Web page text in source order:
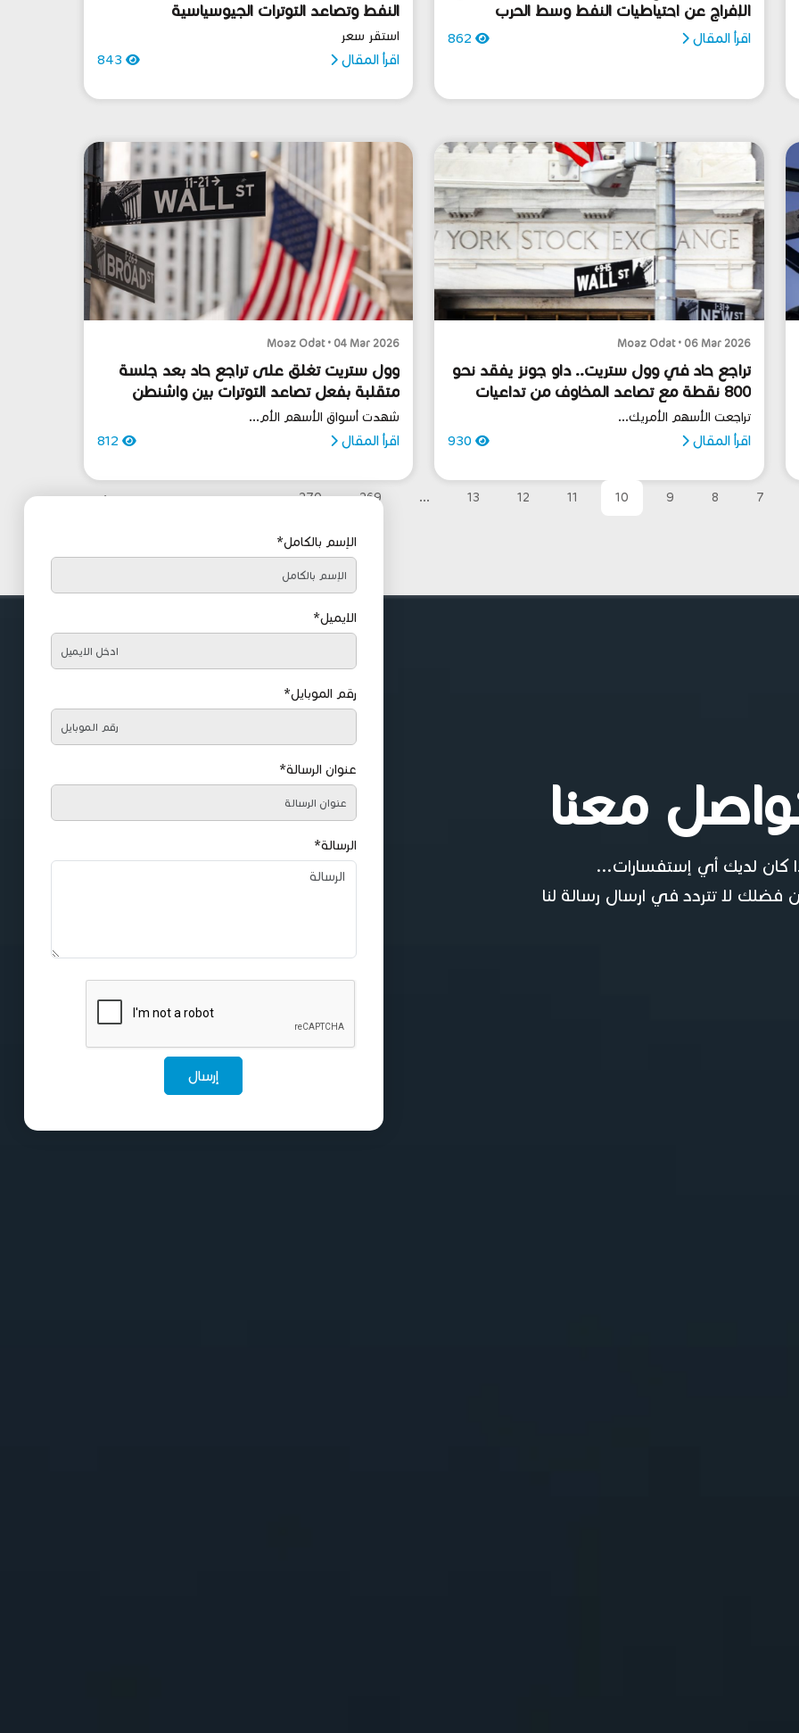
الإفراج عن احتياطيات النفط وسط الحرب
الإيرانية
اقرأ المقال 862
النفط وتصاعد التوترات الجيوسياسية
استقر سعر
اقرأ المقال 843
Moaz Odat • 06 Mar 2026
تراجع حاد في وول ستريت.. داو جونز يفقد نحو
800 نقطة مع تصاعد المخاوف من تداعيات
حرب إيران
تراجعت الأسهم الأمريك...
اقرأ المقال 930
Moaz Odat • 04 Mar 2026
وول ستريت تغلق على تراجع حاد بعد جلسة
متقلبة بفعل تصاعد التوترات بين واشنطن
وطهران
شهدت أسواق الأسهم الأم...
اقرأ المقال 812
7
8
9
10
11
12
13
...
269
270
›
معنا
كان لديك أي إستفسارات...
فضلك لا تتردد في ارسال رسالة لنا
الإسم بالكامل*
الايميل*
رقم الموبايل*
عنوان الرسالة*
الرسالة*
إرسال